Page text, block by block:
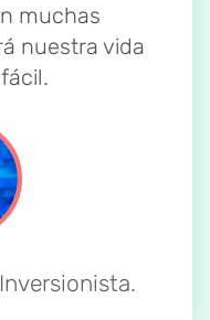
muchas
nuestra vida